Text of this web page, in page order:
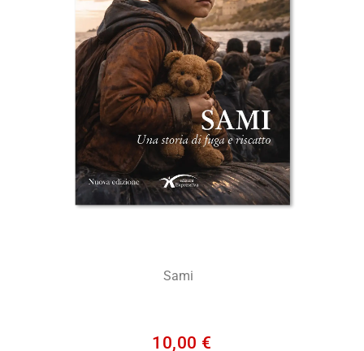
Sami
10,00 €